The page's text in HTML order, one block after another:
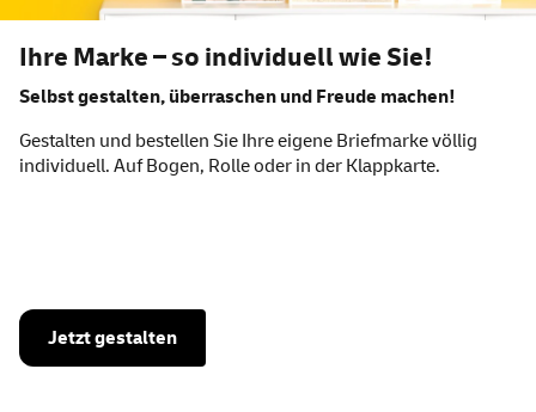
Ihre Marke – so individuell wie Sie!
Selbst gestalten, überraschen und Freude machen!
Gestalten und bestellen Sie Ihre eigene Briefmarke völlig
individuell. Auf Bogen, Rolle oder in der Klappkarte.
Briefmarke Individuell
Jetzt gestalten